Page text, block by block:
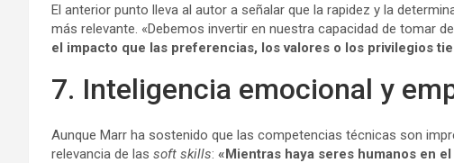
El anterior punto lleva al autor a señalar que la rapidez y la
más relevante. «Debemos invertir en nuestra capacidad de tomar
el impacto que las preferencias, los valores o los privilegios
7. Inteligencia emocional y
Aunque Marr ha sostenido que las competencias técnicas son
relevancia de las soft skills: «Mientras haya seres humanos en